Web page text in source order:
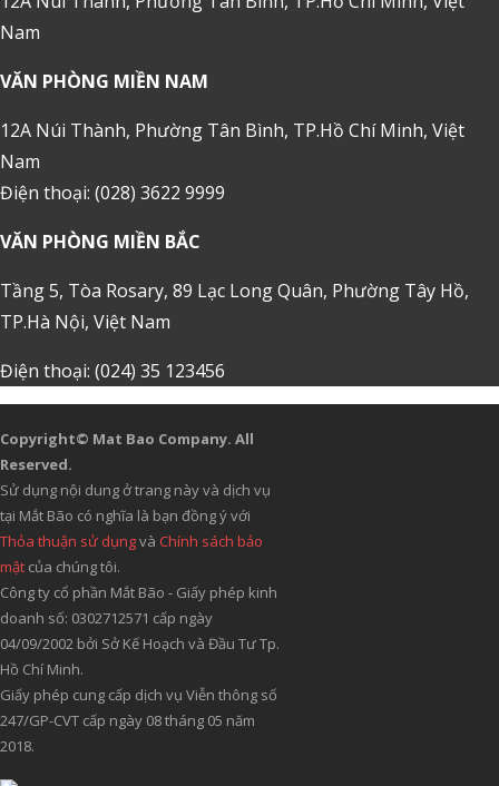
Nam
VĂN PHÒNG MIỀN NAM
12A Núi Thành, Phường Tân Bình, TP.Hồ Chí Minh, Việt
Nam
Điện thoại: (028) 3622 9999
VĂN PHÒNG MIỀN BẮC
Tầng 5, Tòa Rosary, 89 Lạc Long Quân, Phường Tây Hồ,
TP.Hà Nội, Việt Nam
Điện thoại: (024) 35 123456
Copyright© Mat Bao Company. All
Reserved.
Sử dụng nội dung ở trang này và dịch vụ
tại Mắt Bão có nghĩa là bạn đồng ý với
Thỏa thuận sử dụngvà Chính sách bảo
mật của chúng tôi.
Công ty cổ phần Mắt Bão - Giấy phép kinh
doanh số: 0302712571 cấp ngày
04/09/2002 bởi Sở Kế Hoạch và Đầu Tư Tp.
Hồ Chí Minh.
Giấy phép cung cấp dịch vụ Viễn thông số
247/GP-CVT cấp ngày 08 tháng 05 năm
2018.